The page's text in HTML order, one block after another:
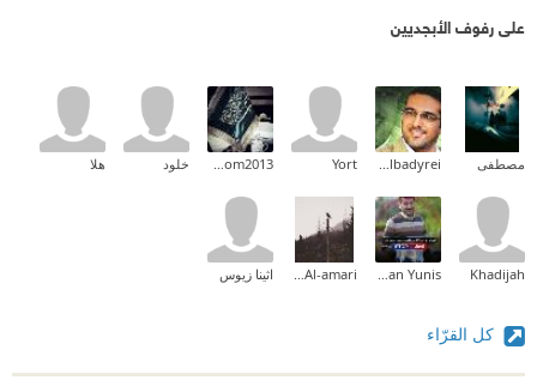
على رفوف الأبجديين
مصطفى Yort خلود هلا
Khadijah اثينا زيوس
كل القرّاء